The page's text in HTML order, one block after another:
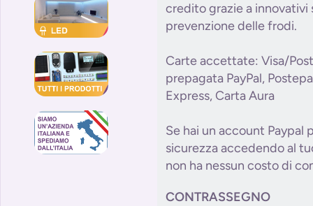
credito grazie a innovativi
prevenzione delle frodi.
Carte accettate: Visa/
prepagata PayPal,
Express, Carta Aura
Se hai un account Paypal
sicurezza accedendo al
non ha nessun costo di
CONTRASSEGNO